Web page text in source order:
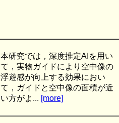
本研究では，深度推定AIを用い
て，実物ガイドにより空中像の
浮遊感が向上する効果におい
て，ガイドと空中像の面積が近
い方がよ... [more]